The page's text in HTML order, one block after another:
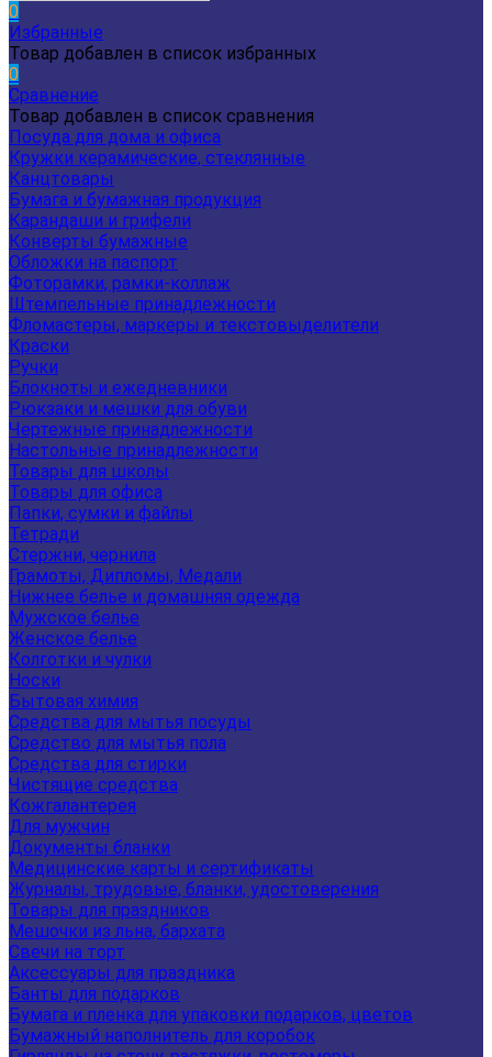
0
Избранные
Товар добавлен в список избранных
0
Сравнение
Товар добавлен в список сравнения
Посуда для дома и офиса
Кружки керамические, стеклянные
Канцтовары
Бумага и бумажная продукция
Карандаши и грифели
Конверты бумажные
Обложки на паспорт
Фоторамки, рамки-коллаж
Штемпельные принадлежности
Фломастеры, маркеры и текстовыделители
Краски
Ручки
Блокноты и ежедневники
Рюкзаки и мешки для обуви
Чертежные принадлежности
Настольные принадлежности
Товары для школы
Товары для офиса
Папки, сумки и файлы
Тетради
Стержни, чернила
Грамоты, Дипломы, Медали
Нижнее белье и домашняя одежда
Мужское белье
Женское белье
Колготки и чулки
Носки
Бытовая химия
Средства для мытья посуды
Средство для мытья пола
Средства для стирки
Чистящие средства
Кожгалантерея
Для мужчин
Документы бланки
Медицинские карты и сертификаты
Журналы, трудовые, бланки, удостоверения
Товары для праздников
Мешочки из льна, бархата
Свечи на торт
Аксессуары для праздника
Банты для подарков
Бумага и пленка для упаковки подарков, цветов
Бумажный наполнитель для коробок